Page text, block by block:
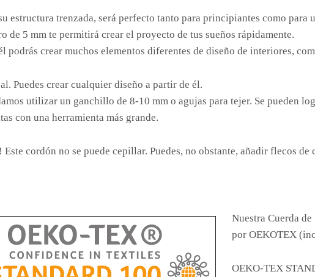
estructura trenzada, será perfecto tanto para principiantes como para
de 5 mm te permitirá crear el proyecto de tus sueños rápidamente.
podrás crear muchos elementos diferentes de diseño de interiores,
Puedes crear cualquier diseño a partir de él.
utilizar un ganchillo de 8-10 mm o agujas para tejer. Se pueden
con una herramienta más grande.
Este cordón no se puede cepillar. Puedes, no obstante, añadir flecos
Nuestra Cuerda
por OEKOTEX
OEKO-TEX